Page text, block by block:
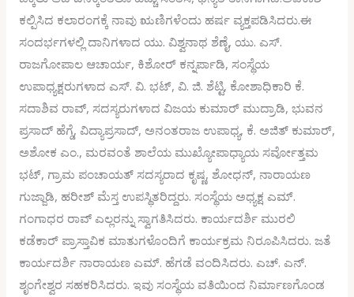
ಕಲ್ಪಿಸಿದ ಕಲಾರಂಗಕ್ಕೆ ನಾವು ಋಣಿಗಳೆಂದು ಹರ್ಷ ವ್ಯಕ್ತಪಡಿಸಿದರು.ಈ
ಸಂದರ್ಭಗಳಲ್ಲಿ ದಾನಿಗಳಾದ ಯು. ವಿಶ್ವನಾಥ ಶೆಣೈ, ಯು. ಎಸ್.
ರಾಜಗೋಪಾಲ ಆಚಾರ್ಯ, ಕಿಶೋರ್ ಕನ್ನರ್ಪಾಡಿ, ಸಂಸ್ಥೆಯ
ಉಪಾಧ್ಯಕ್ಷರುಗಳಾದ ಎಸ್. ವಿ. ಭಟ್, ವಿ. ಜಿ. ಶೆಟ್ಟಿ, ಕೋಶಾಧಿಕಾರಿ ಕೆ.
ಸದಾಶಿವ ರಾವ್, ಸದಸ್ಯರುಗಳಾದ ವಿಜಯ ಕುಮಾರ್ ಮುದ್ರಾಡಿ, ಭುವನ
ಪ್ರಸಾದ್ ಹೆಗ್ಡೆ, ವಿದ್ಯಾಪ್ರಸಾದ್, ಅನಂತರಾಜ ಉಪಾಧ್ಯ, ಕೆ. ಅಜಿತ್ ಕುಮಾರ್,
ಅಶೋಕ ಎಂ., ಮರವಂತೆ ಶಾಲೆಯ ಮುಖ್ಯೋಪಾಧ್ಯಾಯ ಸರ್ವೋತ್ತಮ
ಭಟ್, ಗ್ರಾಮ ಪಂಚಾಯತ್ ಸದಸ್ಯರಾದ ಕೃಷ್ಣ, ಶೋಧನ್, ನಾರಾಯಣ
ಗುಜ್ಜಾಡಿ, ಹರೀಶ್ ಮೆಸ್ತ ಉಪಸ್ಥಿತರಿದ್ದರು. ಸಂಸ್ಥೆಯ ಅಧ್ಯಕ್ಷ ಎಮ್.
ಗಂಗಾಧರ ರಾವ್ ಎಲ್ಲರನ್ನು ಸ್ವಾಗತಿಸಿದರು. ಕಾರ್ಯದರ್ಶಿ ಮುರಲಿ
ಕಡೆಕಾರ್ ಪ್ರಾಸ್ತಾವಿಕ ಮಾತುಗಳೊಂದಿಗೆ ಕಾರ್ಯಕ್ರಮ ನಿರೂಪಿಸಿದರು. ಜತೆ
ಕಾರ್ಯದರ್ಶಿ ನಾರಾಯಣ ಎಮ್. ಹೆಗಡೆ ವಂದಿಸಿದರು. ಎಚ್. ಎನ್.
ಶೃಂಗೇಶ್ವರ ಸಹಕರಿಸಿದರು. ಇವು ಸಂಸ್ಥೆಯ ವತಿಯಿಂದ ನಿರ್ಮಾಣಗೊಂಡ